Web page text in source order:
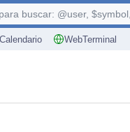
Calendario WebTerminal
para buscar: @user, $symbol,